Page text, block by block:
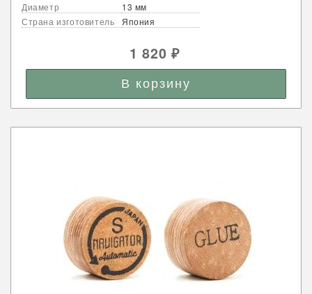
Диаметр
13 мм
Страна изготовитель
Япония
1 820 ₽